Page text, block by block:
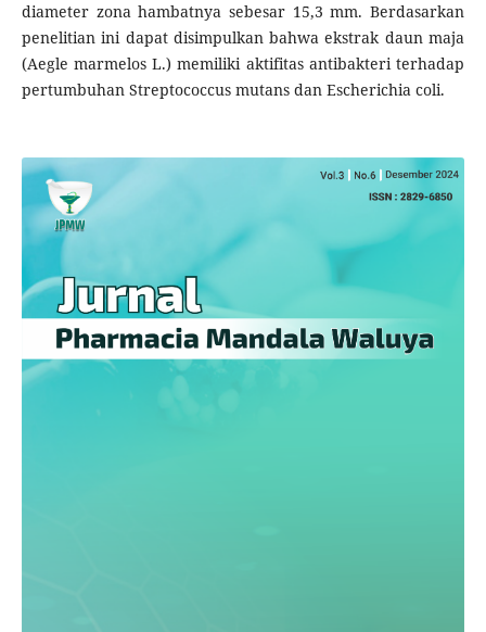
diameter zona hambatnya sebesar 15,3 mm. Berdasarkan
penelitian ini dapat disimpulkan bahwa ekstrak daun maja
(Aegle marmelos L.) memiliki aktifitas antibakteri terhadap
pertumbuhan Streptococcus mutans dan Escherichia coli.